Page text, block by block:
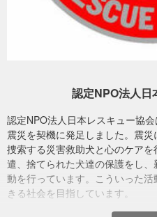
珠洲市の様子（2024年10月20日）
認定NPO法人日
認定NPO法人日本レスキュー協
震災を契機に発足しました。震
捜索する災害救助犬と心のケア
遣、捨てられた犬達の保護をし
動を行っています。こういった
きる社会を目指しています。